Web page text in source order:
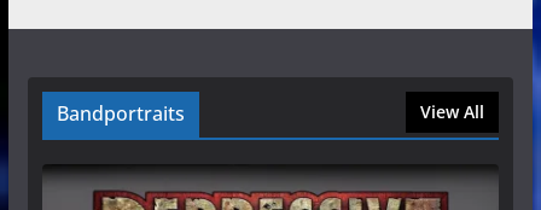
Bandportraits View All